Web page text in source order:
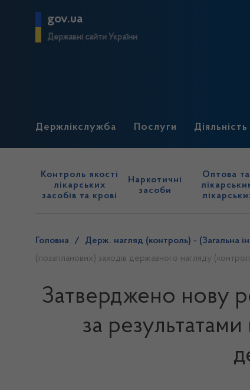
gov.ua
Державні сайти України
Держлікслужба Послуги Діяльність
Контроль якості
лікарських
засобів та крові
Наркотичні
засоби
Оптова
Головна / Держ. нагляд (контроль) - (Загальна
(позапланових) заходів державного нагляду
Затверджено нову
за